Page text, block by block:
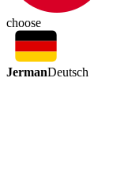
choose
JermanDeutsch